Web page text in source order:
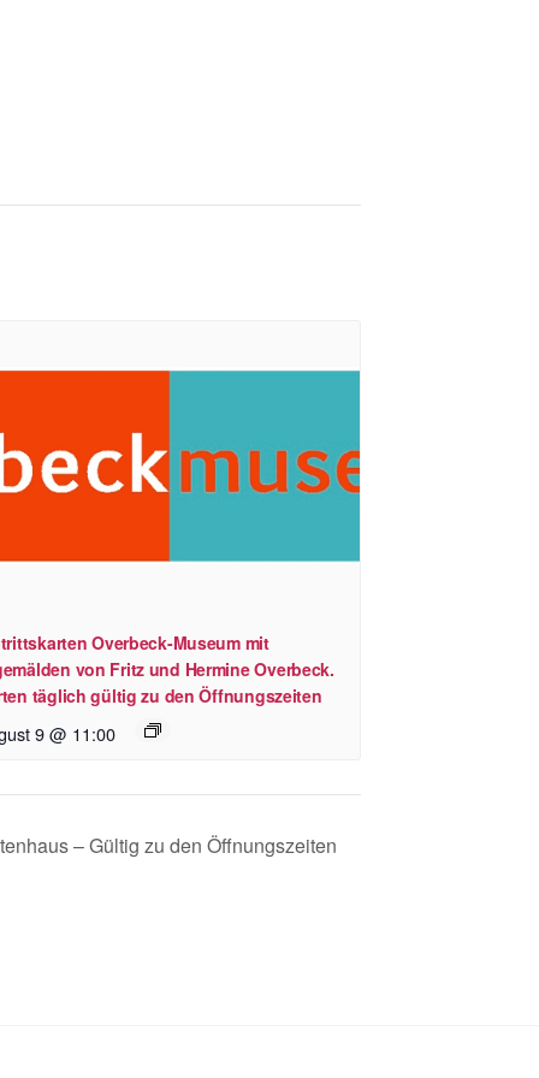
Overbeck-Museum mit
von Fritz und Hermine Overbeck.
täglich gültig zu den Öffnungszeiten
9 @ 11:00
– Gültig zu den Öffnungszeiten